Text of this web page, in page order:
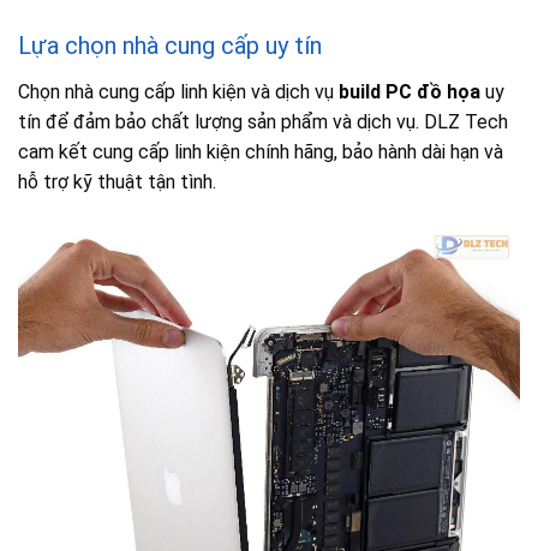
Lựa chọn nhà cung cấp uy tín
Chọn nhà cung cấp linh kiện và dịch vụ build PC đồ họa uy
tín để đảm bảo chất lượng sản phẩm và dịch vụ. DLZ Tech
cam kết cung cấp linh kiện chính hãng, bảo hành dài hạn và
hỗ trợ kỹ thuật tận tình.